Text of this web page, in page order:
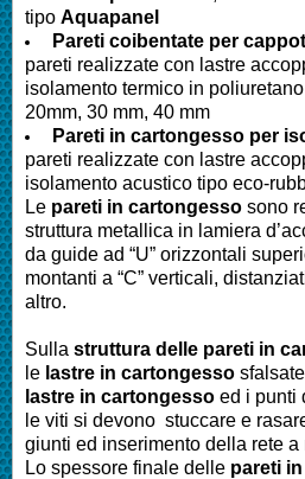
tipo Aquapanel
Pareti coibentate per
pareti realizzate con lastre
isolamento termico in
20mm, 30 mm, 40 mm
Pareti in cartongesso per
pareti realizzate con lastre
isolamento acustico tipo eco-
Le pareti in cartongesso sono
struttura metallica in lamiera
da guide ad “U” orizzontali
montanti a “C” verticali,
altro.
Sulla struttura delle pareti in
le lastre in cartongesso
lastre in cartongesso ed i punti
le viti si devono stuccare e
giunti ed inserimento della rete a
Lo spessore finale delle pareti